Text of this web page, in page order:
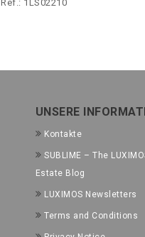
Ref.: 1LS02210
UNSERE
Kontakte
SUBLIME – The
Estate Blog
LUXIMOS Newsletters
Terms and Conditions